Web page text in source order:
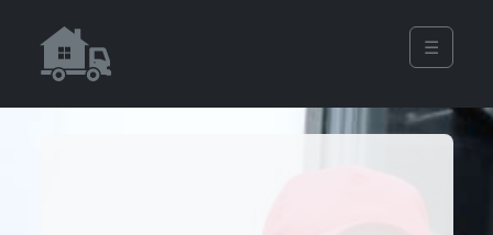
☰